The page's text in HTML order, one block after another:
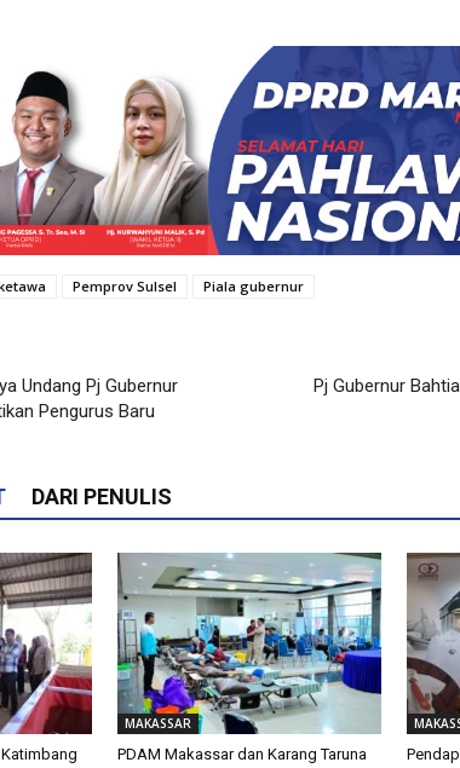
Pemprov Sulsel Piala gubernur
Undang Pj Gubernur
Pengurus Baru
Pj Gubernur
DARI PENULIS
MAKASSAR
PDAM Makassar dan Karang Taruna